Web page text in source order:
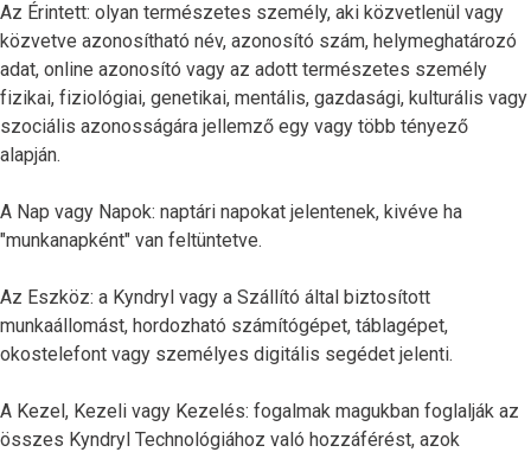
Az Érintett: olyan természetes személy, aki közvetlenül vagy
közvetve azonosítható név, azonosító szám, helymeghatározó
adat, online azonosító vagy az adott természetes személy
fizikai, fiziológiai, genetikai, mentális, gazdasági, kulturális vagy
szociális azonosságára jellemző egy vagy több tényező
alapján.
A Nap vagy Napok: naptári napokat jelentenek, kivéve ha
"munkanapként" van feltüntetve.
Az Eszköz: a Kyndryl vagy a Szállító által biztosított
munkaállomást, hordozható számítógépet, táblagépet,
okostelefont vagy személyes digitális segédet jelenti.
A Kezel, Kezeli vagy Kezelés: fogalmak magukban foglalják az
összes Kyndryl Technológiához való hozzáférést, azok